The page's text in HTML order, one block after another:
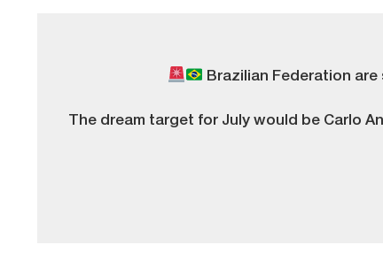
Brazilian Federation
The dream target for July would be Carlo